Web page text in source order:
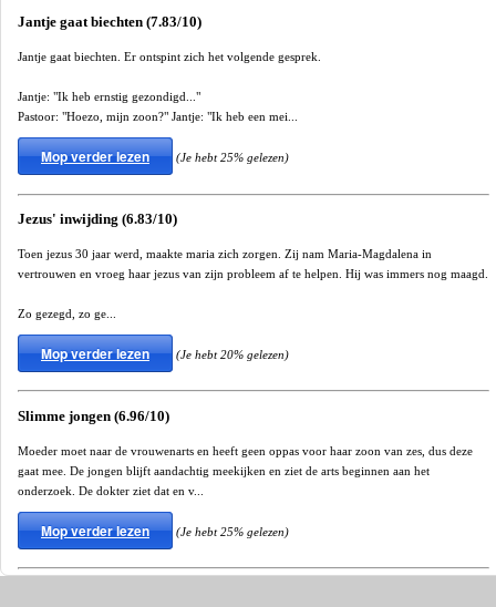
Jantje gaat biechten (7.83/10)
Jantje gaat biechten. Er ontspint zich het volgende gesprek.
Jantje: "Ik heb ernstig gezondigd..."
Pastoor: "Hoezo, mijn zoon?" Jantje: "Ik heb een mei...
Mop verder lezen (Je hebt 25% gelezen)
Jezus' inwijding (6.83/10)
Toen jezus 30 jaar werd, maakte maria zich zorgen. Zij nam Maria-Magdalena in
vertrouwen en vroeg haar jezus van zijn probleem af te helpen. Hij was immers nog maagd.
Zo gezegd, zo ge...
Mop verder lezen (Je hebt 20% gelezen)
Slimme jongen (6.96/10)
Moeder moet naar de vrouwenarts en heeft geen oppas voor haar zoon van zes, dus deze
gaat mee. De jongen blijft aandachtig meekijken en ziet de arts beginnen aan het
onderzoek. De dokter ziet dat en v...
Mop verder lezen (Je hebt 25% gelezen)